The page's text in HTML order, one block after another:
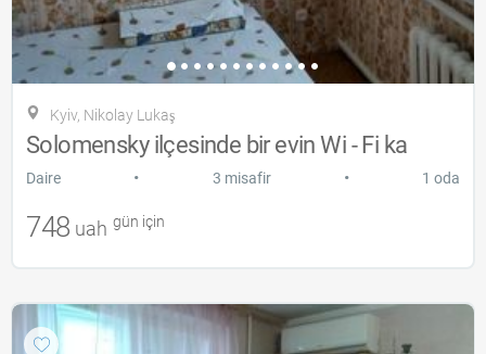
Kyiv, Nikolay Lukaş
Solomensky ilçesinde bir evin Wi - Fi ka
Daire • 3 misafir • 1 oda
748 uah gün için